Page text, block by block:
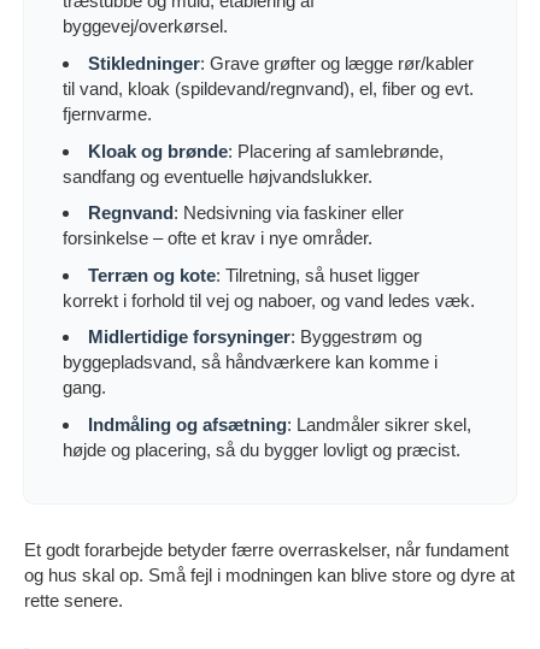
byggevej/overkørsel.
Stikledninger: Grave grøfter og lægge rør/kabler
til vand, kloak (spildevand/regnvand), el, fiber og evt.
fjernvarme.
Kloak og brønde: Placering af samlebrønde,
sandfang og eventuelle højvandslukker.
Regnvand: Nedsivning via faskiner eller
forsinkelse – ofte et krav i nye områder.
Terræn og kote: Tilretning, så huset ligger
korrekt i forhold til vej og naboer, og vand ledes væk.
Midlertidige forsyninger: Byggestrøm og
byggepladsvand, så håndværkere kan komme i
gang.
Indmåling og afsætning: Landmåler sikrer skel,
højde og placering, så du bygger lovligt og præcist.
Et godt forarbejde betyder færre overraskelser, når fundament
og hus skal op. Små fejl i modningen kan blive store og dyre at
rette senere.